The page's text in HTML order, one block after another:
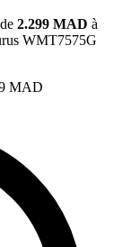
2.299 MAD à
WMT7575G
MAD